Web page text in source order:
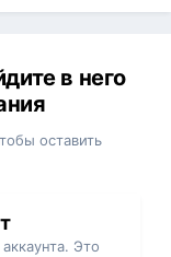
в него
оставить
Это